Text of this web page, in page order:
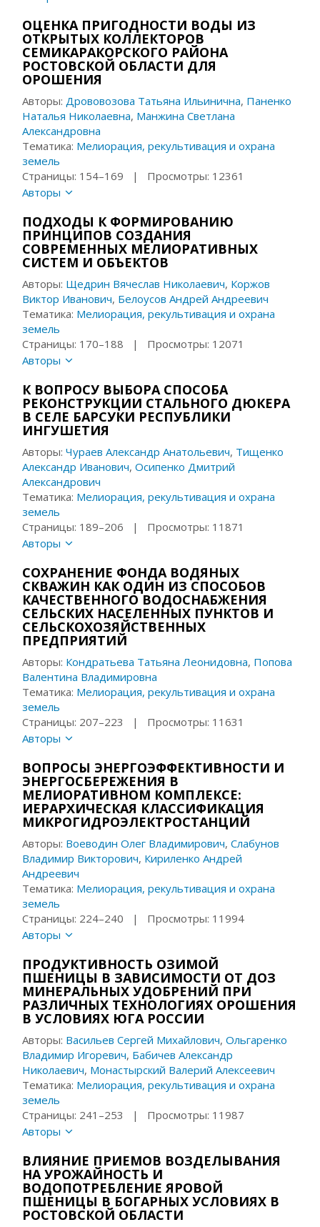
ОЦЕНКА ПРИГОДНОСТИ ВОДЫ ИЗ
ОТКРЫТЫХ КОЛЛЕКТОРОВ
СЕМИКАРАКОРСКОГО РАЙОНА
РОСТОВСКОЙ ОБЛАСТИ ДЛЯ
ОРОШЕНИЯ
Авторы:Дрововозова Татьяна Ильинична, Паненко
Наталья Николаевна, Манжина Светлана
Александровна
Тематика: Мелиорация, рекультивация и охрана
земель
Страницы: 154–169 | Просмотры: 12361
Авторы
ПОДХОДЫ К ФОРМИРОВАНИЮ
ПРИНЦИПОВ СОЗДАНИЯ
СОВРЕМЕННЫХ МЕЛИОРАТИВНЫХ
СИСТЕМ И ОБЪЕКТОВ
Авторы: Щедрин Вячеслав Николаевич, Коржов
Виктор Иванович, Белоусов Андрей Андреевич
Тематика: Мелиорация, рекультивация и охрана
земель
Страницы: 170–188 | Просмотры: 12071
Авторы
К ВОПРОСУ ВЫБОРА СПОСОБА
РЕКОНСТРУКЦИИ СТАЛЬНОГО ДЮКЕРА
В СЕЛЕ БАРСУКИ РЕСПУБЛИКИ
ИНГУШЕТИЯ
Авторы:Чураев Александр Анатольевич, Тищенко
Александр Иванович,Осипенко Дмитрий
Александрович
Тематика: Мелиорация, рекультивация и охрана
земель
Страницы: 189–206 | Просмотры: 11871
Авторы
СОХРАНЕНИЕ ФОНДА ВОДЯНЫХ
СКВАЖИН КАК ОДИН ИЗ СПОСОБОВ
КАЧЕСТВЕННОГО ВОДОСНАБЖЕНИЯ
СЕЛЬСКИХ НАСЕЛЕННЫХ ПУНКТОВ И
СЕЛЬСКОХОЗЯЙСТВЕННЫХ
ПРЕДПРИЯТИЙ
Авторы: Кондратьева Татьяна Леонидовна, Попова
Валентина Владимировна
Тематика: Мелиорация, рекультивация и охрана
земель
Страницы: 207–223 | Просмотры: 11631
Авторы
ВОПРОСЫ ЭНЕРГОЭФФЕКТИВНОСТИ И
ЭНЕРГОСБЕРЕЖЕНИЯ В
МЕЛИОРАТИВНОМ КОМПЛЕКСЕ:
ИЕРАРХИЧЕСКАЯ КЛАССИФИКАЦИЯ
МИКРОГИДРОЭЛЕКТРОСТАНЦИЙ
Авторы: Воеводин Олег Владимирович,Слабунов
Владимир Викторович, Кириленко Андрей
Андреевич
Тематика: Мелиорация, рекультивация и охрана
земель
Страницы: 224–240 | Просмотры: 11994
Авторы
ПРОДУКТИВНОСТЬ ОЗИМОЙ
ПШЕНИЦЫ В ЗАВИСИМОСТИ ОТ ДОЗ
МИНЕРАЛЬНЫХ УДОБРЕНИЙ ПРИ
РАЗЛИЧНЫХ ТЕХНОЛОГИЯХ ОРОШЕНИЯ
В УСЛОВИЯХ ЮГА РОССИИ
Авторы: Васильев Сергей Михайлович,Ольгаренко
Владимир Игоревич, Бабичев Александр
Николаевич, Монастырский Валерий Алексеевич
Тематика: Мелиорация, рекультивация и охрана
земель
Страницы: 241–253 | Просмотры: 11987
Авторы
ВЛИЯНИЕ ПРИЕМОВ ВОЗДЕЛЫВАНИЯ
НА УРОЖАЙНОСТЬ И
ВОДОПОТРЕБЛЕНИЕ ЯРОВОЙ
ПШЕНИЦЫ В БОГАРНЫХ УСЛОВИЯХ В
РОСТОВСКОЙ ОБЛАСТИ